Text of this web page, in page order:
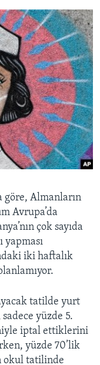
göre, Almanların
Avrupa’da
çok sayıda
yapması
iki haftalık
tatilde yurt
yüzde 5.
iptal ettiklerini
yüzde 70’lik
okul tatilinde